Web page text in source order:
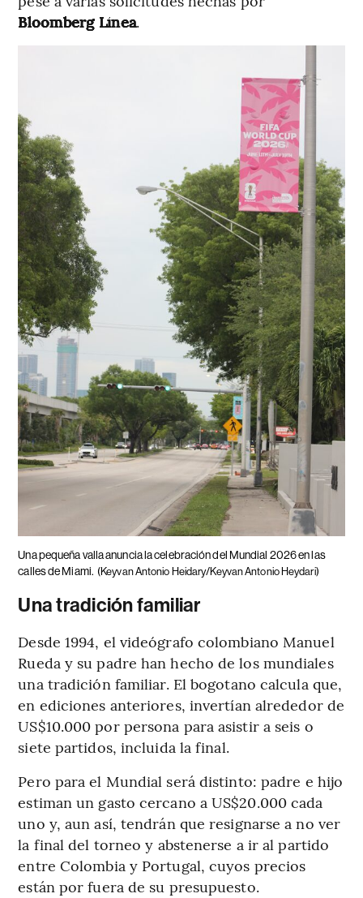
Bloomberg Línea.
Una pequeña valla anuncia la celebración del Mundial 2026 en las
calles de Miami. (Keyvan Antonio Heidary/Keyvan Antonio Heydari)
Una tradición familiar
Desde 1994, el videógrafo colombiano Manuel
Rueda y su padre han hecho de los mundiales
una tradición familiar. El bogotano calcula que,
en ediciones anteriores, invertían alrededor de
US$10.000 por persona para asistir a seis o
siete partidos, incluida la final.
Pero para el Mundial será distinto: padre e hijo
estiman un gasto cercano a US$20.000 cada
uno y, aun así, tendrán que resignarse a no ver
la final del torneo y abstenerse a ir al partido
entre Colombia y Portugal, cuyos precios
están por fuera de su presupuesto.